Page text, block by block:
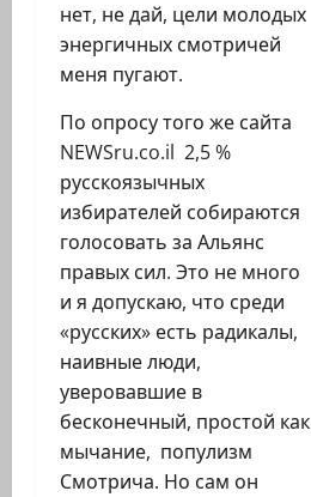
нет, не дай, цели молодых
энергичных смотричей
меня пугают.
По опросу того же сайта
NEWSru.co.il 2,5 %
русскоязычных
избирателей собираются
голосовать за Альянс
правых сил. Это не много
и я допускаю, что среди
«русских» есть радикалы,
наивные люди,
уверовавшие в
бесконечный, простой как
мычание, популизм
Смотрича. Но сам он